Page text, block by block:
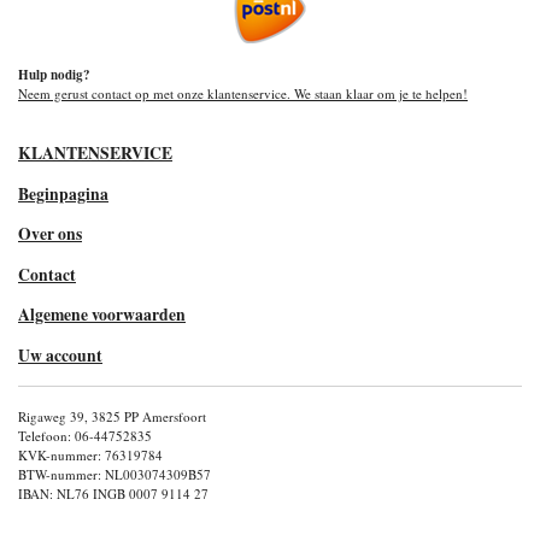
Hulp nodig?
Neem gerust contact op met onze klantenservice. We staan klaar om je te helpen!
KLANTENSERVICE
Beginpagina
Over ons
Contact
Algemene voorwaarden
Uw account
Rigaweg 39, 3825 PP Amersfoort
Telefoon: 06-44752835
KVK-nummer: 76319784
BTW-nummer: NL003074309B57
IBAN: NL76 INGB 0007 9114 27